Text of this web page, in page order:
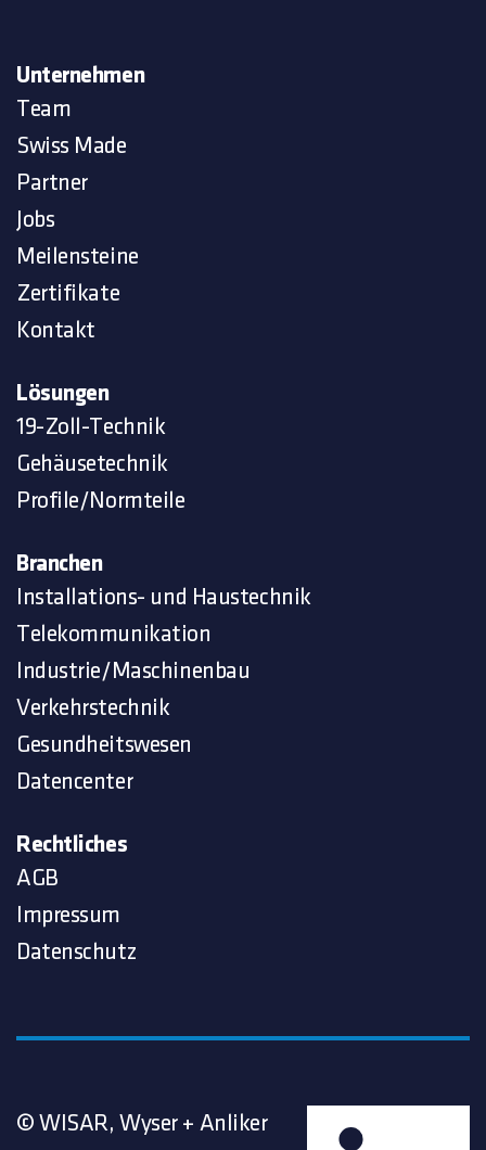
Unternehmen
Team
Swiss Made
Partner
Jobs
Meilensteine
Zertifikate
Kontakt
Lösungen
19-Zoll-Technik
Gehäusetechnik
Profile/Normteile
Branchen
Installations- und Haustechnik
Telekommunikation
Industrie/Maschinenbau
Verkehrstechnik
Gesundheitswesen
Datencenter
Rechtliches
AGB
Impressum
Datenschutz
© WISAR, Wyser + Anliker